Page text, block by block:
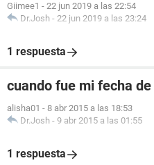
Giimee1 - 22 jun 2019 a las 22:54
Dr.Josh - 22 jun 2019 a las 23:24
1 respuesta
cuando fue mi fecha
alisha01 - 8 abr 2015 a las 18:53
Dr.Josh - 9 abr 2015 a las 01:55
1 respuesta